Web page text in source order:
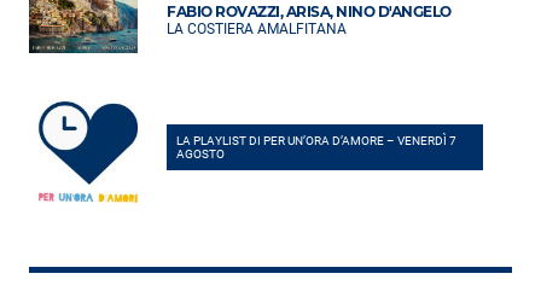
FABIO ROVAZZI, ARISA, NINO D'ANGELO
LA COSTIERA AMALFITANA
LA PLAYLIST DI PER UN’ORA D’AMORE – VENERDÌ 7
AGOSTO